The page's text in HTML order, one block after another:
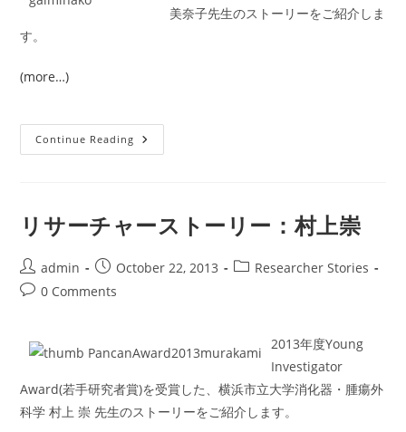
美奈子先生のストーリーをご紹介しま
す。
(more…)
Continue Reading リ
サ
ト
ー：
長
リサーチャーストーリー：村上崇
Post
author:
admin
Post
published:
October 22, 2013
PostResearcher Stories
Post0 Comments
2013年度Young
Investigator
Award(若手研究者賞)を受賞した、横浜市立大学消化器・腫瘍外
科学 村上 崇 先生のストーリーをご紹介します。